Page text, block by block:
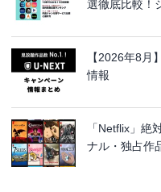
選徹底比較！
【2026年8月
情報
「Netflix」絶
ナル・独占作